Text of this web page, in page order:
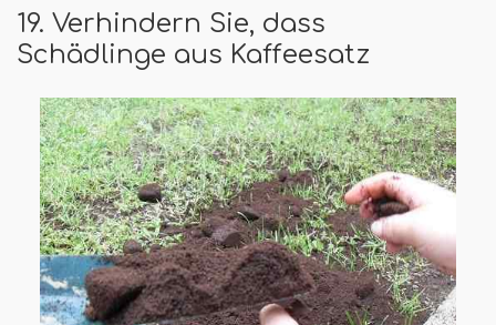
19. Verhindern Sie, dass
Schädlinge aus Kaffeesatz